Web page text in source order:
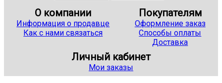
О компании
Информация о продавце
Как с нами связаться
Покупателям
Оформление заказ
Способы оплаты
Доставка
Личный кабинет
Мои заказы